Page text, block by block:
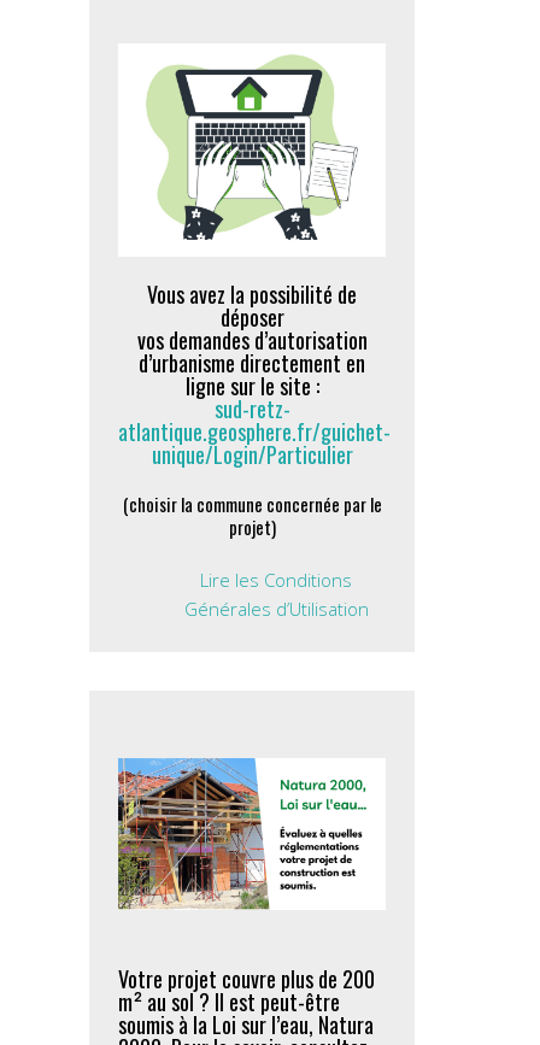
Vous avez la possibilité de
déposer
vos demandes d’autorisation
d’urbanisme directement en
ligne sur le site :
sud-retz-
atlantique.geosphere.fr/guichet-
unique/Login/Particulier
(choisir la commune concernée par le
projet)
Lire les Conditions
Générales d’Utilisation
Votre projet couvre plus de 200
m² au sol ? Il est peut-être
soumis à la Loi sur l’eau, Natura